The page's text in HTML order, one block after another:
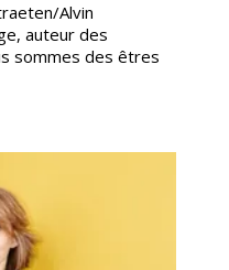
Alvin
auteur des
sommes des êtres